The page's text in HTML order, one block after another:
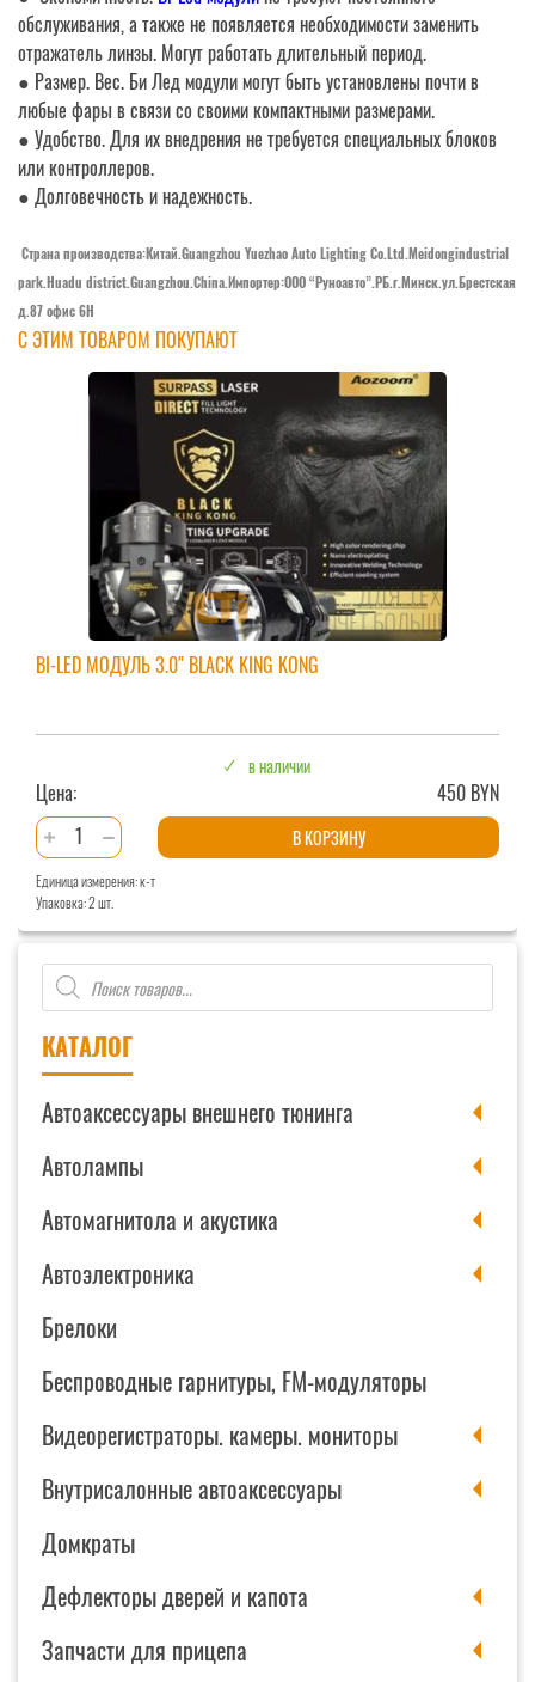
Поиск
товаров
КАТАЛОГ
Автоаксессуары внешнего тюнинга
Автолампы
Автомагнитола и акустика
Автоэлектроника
Брелоки
Беспроводные гарнитуры, FM-модуляторы
Видеорегистраторы. камеры. мониторы
Внутрисалонные автоаксессуары
Домкраты
Дефлекторы дверей и капота
Запчасти для прицепа
обслуживания, а также не появляется необходимости заменить
отражатель линзы. Могут работать длительный период.
● Размер. Вес. Би Лед модули могут быть установлены почти в
любые фары в связи со своими компактными размерами.
● Удобство. Для их внедрения не требуется специальных блоков
или контроллеров.
● Долговечность и надежность.
Страна производства:Китай.Guangzhou Yuezhao Auto Lighting Co.Ltd.Meidongindustrial
park.Huadu district.Guangzhou.China.Импортер:OOO “Руноавто”.РБ.г.Минск.ул.Брестская
д.87 офис 6Н
С ЭТИМ ТОВАРОМ ПОКУПАЮТ
BI-LED МОДУЛЬ 3.0″ BLACK KING KONG
в наличии
Цена:
450 BYN
Количество
товара
Bi-
LED
модуль
3.0"
BLACK
KING
KONG
В КОРЗИНУ
Единица измерения: к-т
Упаковка: 2 шт.